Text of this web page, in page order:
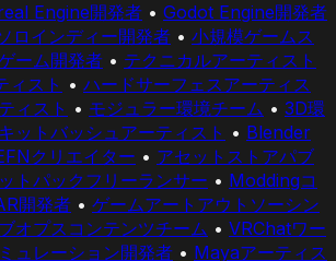
Engine開発者 • Godot Engine開発者
ロインディー開発者 • 小規模ゲームス
ーム開発者 • テクニカルアーティスト
ィスト • ハードサーフェスアーティス
ィスト • モジュラー環境チーム • 3D環
キットバッシュアーティスト • Blender
クリエイター • アセットストアパブ
トパックフリーランサー • Moddingコ
開発者 • ゲームアートアウトソーシン
オプスコンテンツチーム • VRChatワー
ュレーション開発者 • Mayaアーティス